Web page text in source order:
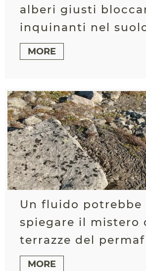
alberi giusti
inquinanti nel
MORE
Un fluido potrebbe
spiegare il mistero
terrazze del
MORE